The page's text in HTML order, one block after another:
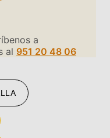
a
al 951 20 48 06